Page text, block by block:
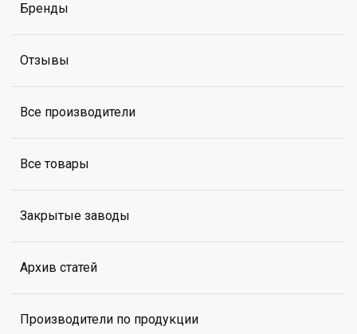
Бренды
Отзывы
Все производители
Все товары
Закрытые заводы
Архив статей
Производители по продукции